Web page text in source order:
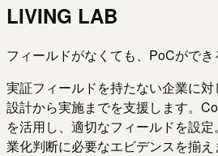
LIVING LAB
フィールドがなくても、PoCができ
実証フィールドを持たない企業に
設計から実施までを支援します。
を活用し、適切なフィールドを設
業化判断に必要なエビデンスを揃え